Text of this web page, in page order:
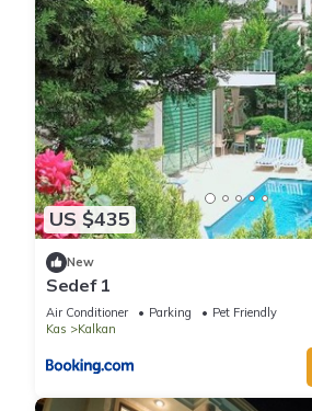
US $435
New
Sedef 1
Air Conditioner Parking
Pet Friendly
Kas
Kalkan